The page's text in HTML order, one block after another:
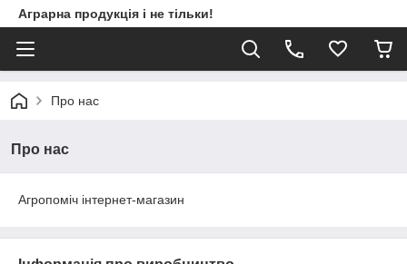
Аграрна продукція і не тільки!
Про нас
Про нас
Агропоміч інтернет-магазин